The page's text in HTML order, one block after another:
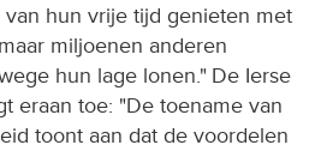
hun vrije tijd genieten met
miljoenen anderen
hun lage lonen." De Ierse
eraan toe: "De toename van
toont aan dat de voordelen